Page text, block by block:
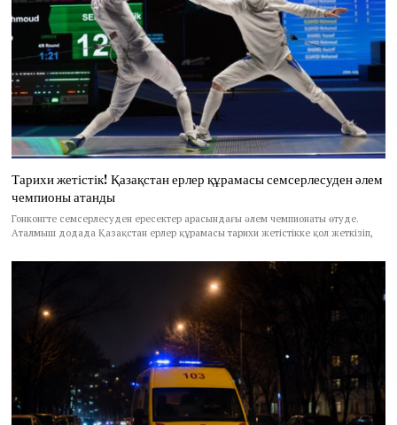
Тарихи жетістік! Қазақстан ерлер құрамасы семсерлесуден әлем
чемпионы атанды
Гонконгте семсерлесуден ересектер арасындағы әлем чемпионаты өтуде.
Аталмыш додада Қазақстан ерлер құрамасы тарихи жетістікке қол жеткізіп,